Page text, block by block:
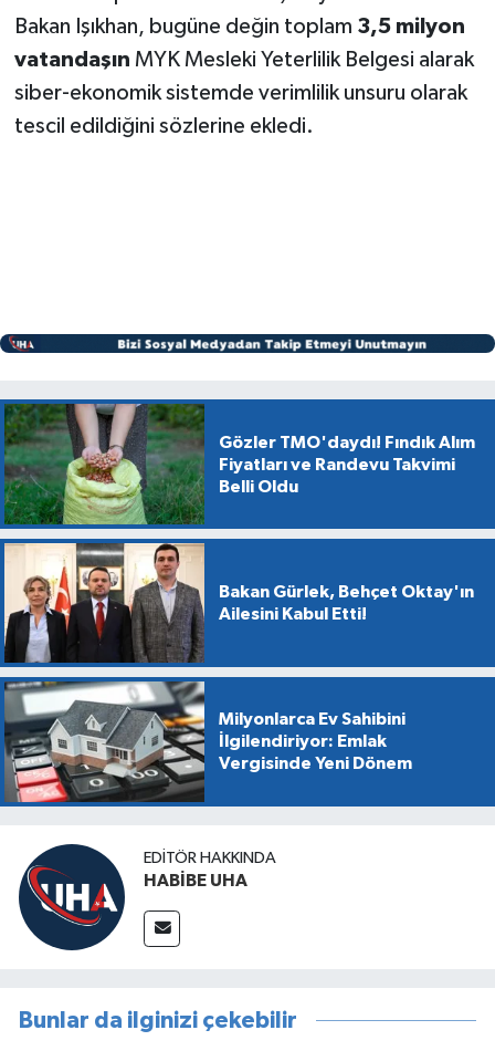
Bakan Işıkhan, bugüne değin toplam 3,5 milyon
vatandaşın MYK Mesleki Yeterlilik Belgesi alarak
siber-ekonomik sistemde verimlilik unsuru olarak
tescil edildiğini sözlerine ekledi.
Gözler TMO'daydı! Fındık Alım
Fiyatları ve Randevu Takvimi
Belli Oldu
Bakan Gürlek, Behçet Oktay'ın
Ailesini Kabul Etti!
Milyonlarca Ev Sahibini
İlgilendiriyor: Emlak
Vergisinde Yeni Dönem
EDITÖR HAKKINDA
HABİBE UHA
Bunlar da ilginizi çekebilir